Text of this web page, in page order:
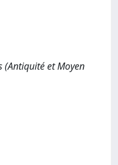
(Antiquité et Moyen